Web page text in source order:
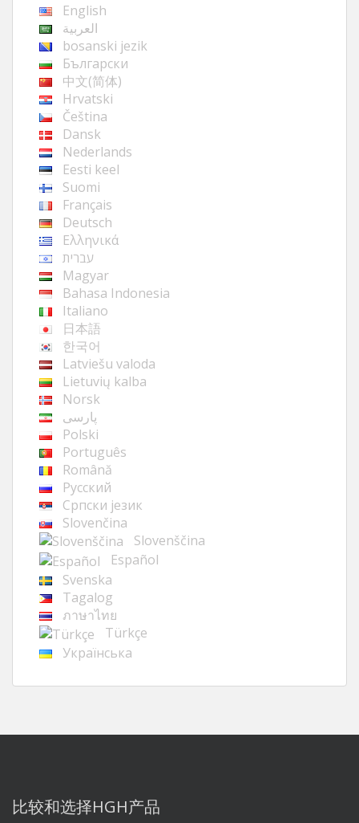
English
العربية
bosanski jezik
Български
中文(简体)
Hrvatski
Čeština
Dansk
Nederlands
Eesti keel
Suomi
Français
Deutsch
Ελληνικά
עברית
Magyar
Bahasa Indonesia
Italiano
日本語
한국어
Latviešu valoda
Lietuvių kalba
Norsk
پارسی
Polski
Português
Română
Русский
Cрпски језик
Slovenčina
Slovenščina
Español
Svenska
Tagalog
ภาษาไทย
Türkçe
Українська
比较和选择HGH产品